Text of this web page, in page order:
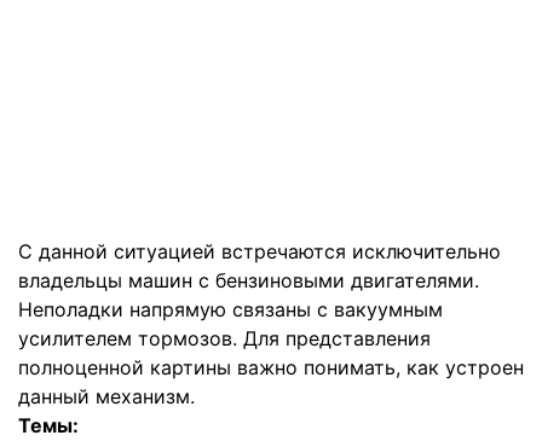
С данной ситуацией встречаются исключительно
владельцы машин с бензиновыми двигателями.
Неполадки напрямую связаны с вакуумным
усилителем тормозов. Для представления
полноценной картины важно понимать, как устроен
данный механизм.
Темы: